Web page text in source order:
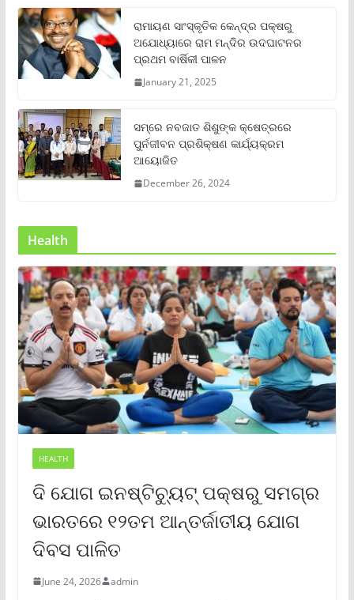
ରାମାୟଣ ସାଂସ୍କୃତିକ କେନ୍ଦ୍ର ପକ୍ଷରୁ
ଅଯୋଧ୍ୟାରେ ରାମ ମନ୍ଦିର ଉଦଘାଟନର
ପ୍ରଥମ ବାର୍ଷିକୀ ପାଳନ
January 21, 2025
ସମ୍‌ରେ ନବଜାତ ଶିଶୁଙ୍କ କ୍ଷେତ୍ରରେ
ପୁର୍ନଜୀବନ ପ୍ରଶିକ୍ଷଣ କାର୍ଯ୍ୟକ୍ରମ
ଆୟୋଜିତ
December 26, 2024
Health
HEALTH
ଦି ଯୋଗ ଇନଷ୍ଟିଚ୍ୟୁଟ୍ ପକ୍ଷରୁ ସମଗ୍ର
ଭାରତରେ ୧୨ତମ ଆନ୍ତର୍ଜାତୀୟ ଯୋଗ
ଦିବସ ପାଳିତ
June 24, 2026 admin